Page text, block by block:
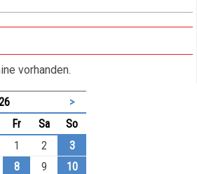
vorhanden.
>
FreitagSamstag
Sonntag
1
2
3
8 9 10